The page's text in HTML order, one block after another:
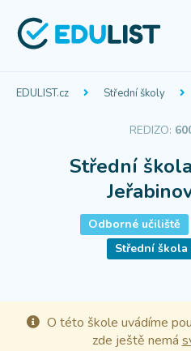
EDULIST.cz Střední školy
REDIZO:
Střední
Odborné učiliště
Střední škola
O této škole uvádíme
zde ještě nemá